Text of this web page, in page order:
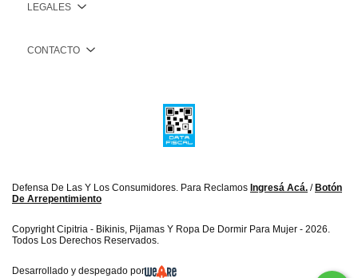
LEGALES
CONTACTO
Defensa De Las Y Los Consumidores. Para Reclamos Ingresá Acá. / Botón
De Arrepentimiento
Copyright Cipitria - Bikinis, Pijamas Y Ropa De Dormir Para Mujer - 2026.
Todos Los Derechos Reservados.
Desarrollado y despegado por